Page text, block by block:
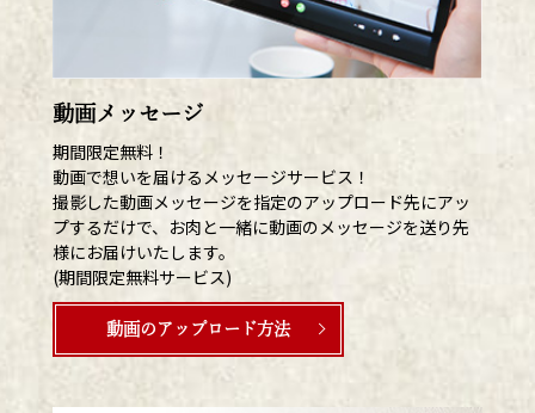
動画メッセージ
期間限定無料！
動画で想いを届けるメッセージサービス！
撮影した動画メッセージを指定のアップロード先にアッ
プするだけで、お肉と一緒に動画のメッセージを送り先
様にお届けいたします。
(期間限定無料サービス)
動画のアップロード方法